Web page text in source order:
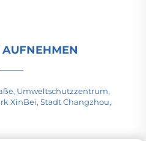
AUFNEHMEN
Umweltschutzzentrum,
XinBei, Stadt Changzhou,